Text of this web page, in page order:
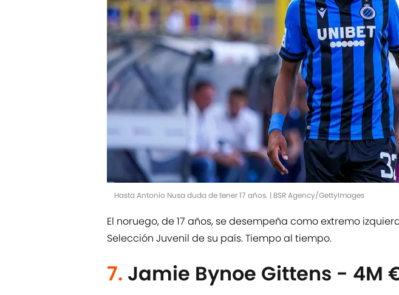
Hasta Antonio Nusa duda de tener 17 años. | BSR Agency/GettyImages
El noruego, de 17 años, se desempeña como extremo
Selección Juvenil de su país. Tiempo al tiempo.
7. Jamie Bynoe Gittens - 4M